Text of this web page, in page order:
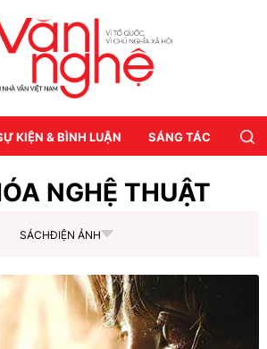
KIỆN & BÌNH LUẬN SÁNG TÁC
NGHỆ THUẬT
SÁCHĐIỆN ẢNH